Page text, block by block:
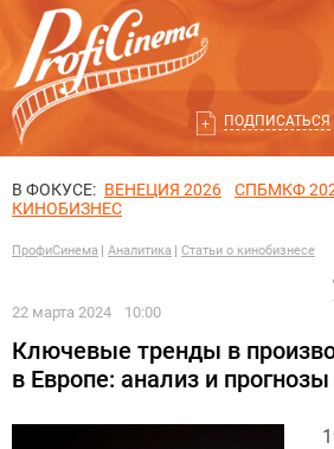
ПОДПИСАТЬСЯ
В ФОКУСЕ: ВЕНЕЦИЯ 2026 СПБМКФ
КИНОБИЗНЕС
ПрофиСинема Аналитика Статьи о кинобизнесе
22 марта 2024 10:00
Ключевые тренды в
в Европе: анализ и прогнозы